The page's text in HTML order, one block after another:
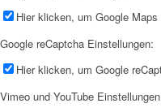
Hier klicken, um Google
Google reCaptcha Einstellungen:
Hier klicken, um Google
Vimeo und YouTube